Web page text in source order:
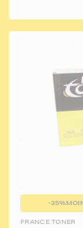
-35%
FRANCE TONER